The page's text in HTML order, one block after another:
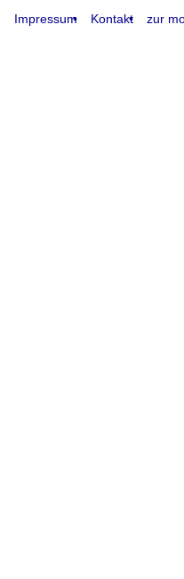
Impressum Kontakt zur